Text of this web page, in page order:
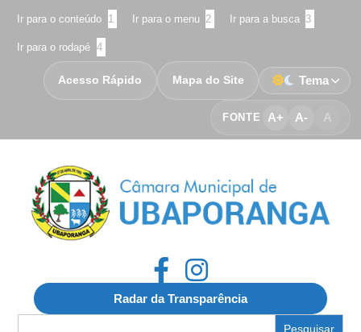
Ir para o conteúdo 1 Ir para o menu 2 Ir para a busca 3
Ir para o rodapé 4
FONTE A+ A- A
Acesso Rápido Mapa do Site Tema
Radar da Transparência